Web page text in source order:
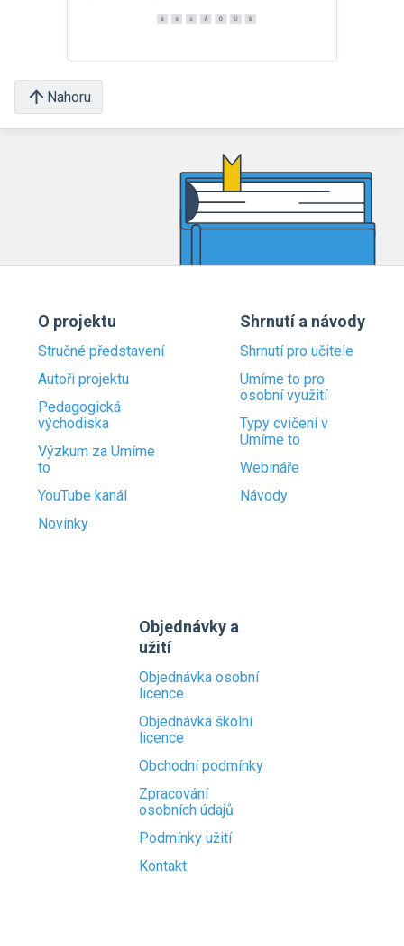
Nahoru
O projektu
Stručné představení
Autoři projektu
Pedagogická
východiska
Výzkum za Umíme
to
YouTube kanál
Novinky
Shrnutí a návody
Shrnutí pro učitele
Umíme to pro
osobní využití
Typy cvičení v
Umíme to
Webináře
Návody
Objednávky a
užití
Objednávka osobní
licence
Objednávka školní
licence
Obchodní podmínky
Zpracování
osobních údajů
Podmínky užití
Kontakt